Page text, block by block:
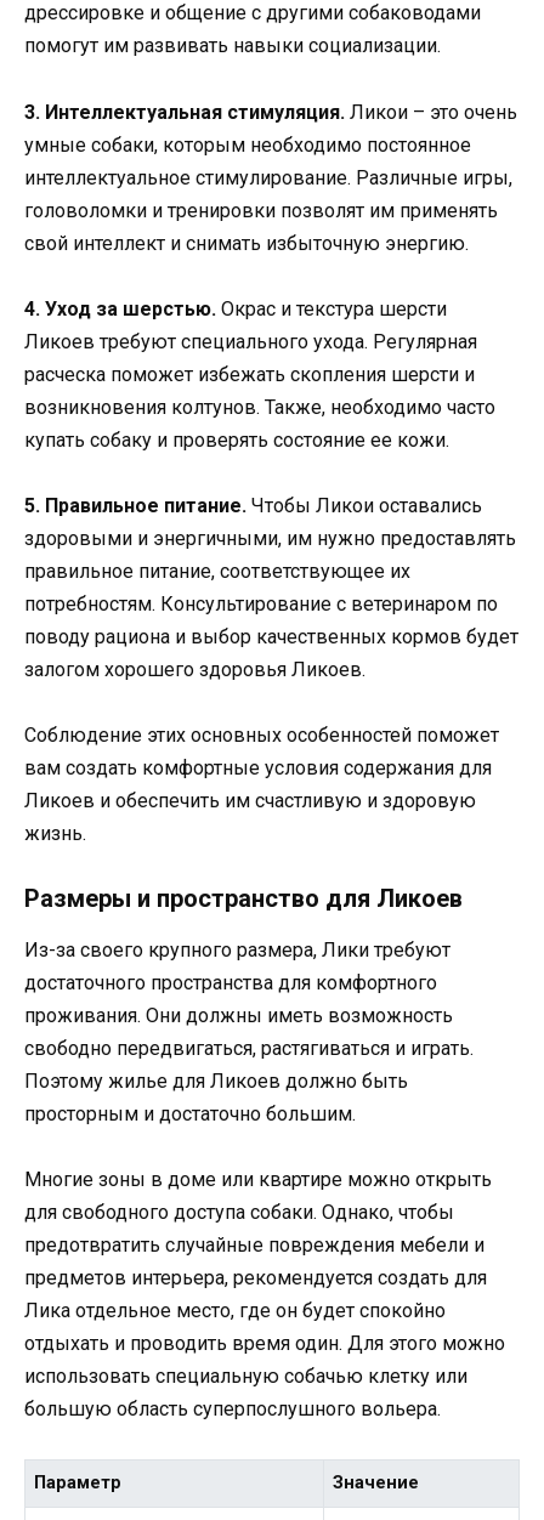
дрессировке и общение с другими собаководами
помогут им развивать навыки социализации.
3. Интеллектуальная стимуляция. Ликои – это очень
умные собаки, которым необходимо постоянное
интеллектуальное стимулирование. Различные игры,
головоломки и тренировки позволят им применять
свой интеллект и снимать избыточную энергию.
4. Уход за шерстью. Окрас и текстура шерсти
Ликоев требуют специального ухода. Регулярная
расческа поможет избежать скопления шерсти и
возникновения колтунов. Также, необходимо часто
купать собаку и проверять состояние ее кожи.
5. Правильное питание. Чтобы Ликои оставались
здоровыми и энергичными, им нужно предоставлять
правильное питание, соответствующее их
потребностям. Консультирование с ветеринаром по
поводу рациона и выбор качественных кормов будет
залогом хорошего здоровья Ликоев.
Соблюдение этих основных особенностей поможет
вам создать комфортные условия содержания для
Ликоев и обеспечить им счастливую и здоровую
жизнь.
Размеры и пространство для Ликоев
Из-за своего крупного размера, Лики требуют
достаточного пространства для комфортного
проживания. Они должны иметь возможность
свободно передвигаться, растягиваться и играть.
Поэтому жилье для Ликоев должно быть
просторным и достаточно большим.
Многие зоны в доме или квартире можно открыть
для свободного доступа собаки. Однако, чтобы
предотвратить случайные повреждения мебели и
предметов интерьера, рекомендуется создать для
Лика отдельное место, где он будет спокойно
отдыхать и проводить время один. Для этого можно
использовать специальную собачью клетку или
большую область суперпослушного вольера.
Параметр Значение